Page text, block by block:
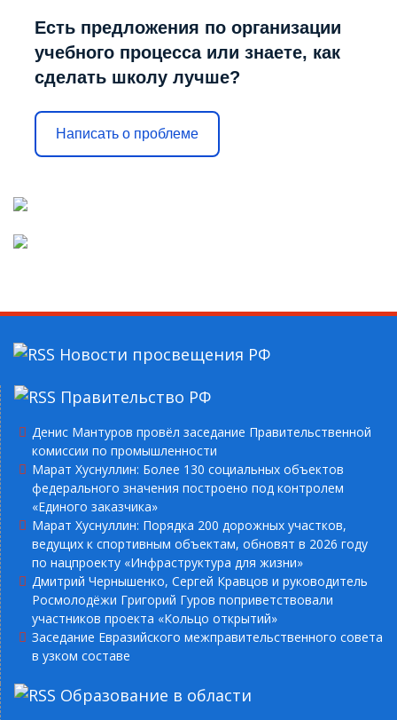
Есть предложения по организации
учебного процесса или знаете, как
сделать школу лучше?
Написать о проблеме
Новости просвещения РФ
Правительство РФ
Денис Мантуров провёл заседание Правительственной
комиссии по промышленности
Марат Хуснуллин: Более 130 социальных объектов
федерального значения построено под контролем
«Единого заказчика»
Марат Хуснуллин: Порядка 200 дорожных участков,
ведущих к спортивным объектам, обновят в 2026 году
по нацпроекту «Инфраструктура для жизни»
Дмитрий Чернышенко, Сергей Кравцов и руководитель
Росмолодёжи Григорий Гуров поприветствовали
участников проекта «Кольцо открытий»
Заседание Евразийского межправительственного совета
в узком составе
Образование в области